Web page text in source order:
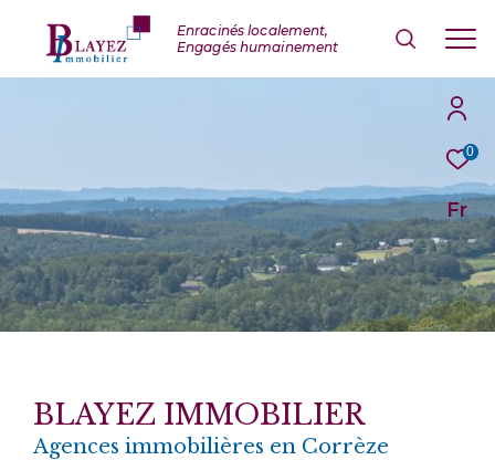
0
Fr
BLAYEZ IMMOBILIER
Agences immobilières en Corrèze